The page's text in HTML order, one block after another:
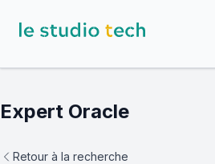
Expert Oracle
Retour à la recherche